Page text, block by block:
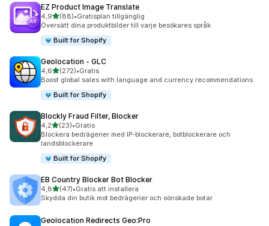
EZ Product Image Translate
4,9av 5 stjärnor
(88)
88 recensioner totalt
•Gratisplan tillgänglig
Översätt dina produktbilder till varje besökares språk
Built for Shopify
Geolocation ‑ GLC
4,6av 5 stjärnor
(272)
272 recensioner totalt
•Gratis
Boost global sales with language and currency recommendations.
Built for Shopify
Blockly Fraud Filter, Blocker
4,2av 5 stjärnor
(23)
23 recensioner totalt
•Gratis
Blockera bedrägerier med IP-blockerare, botblockerare och
landsblockerare
Built for Shopify
EB Country Blocker Bot Blocker
4,8av 5 stjärnor
(47)
47 recensioner totalt
•Gratis att installera
Skydda din butik mot bedrägerier och oönskade botar
Geolocation Redirects Geo:Pro